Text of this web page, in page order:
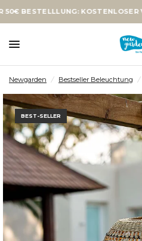
KOSTENLOSER VERSAND
Newgarden / Bestseller Beleuchtung /
BEST-SELLER